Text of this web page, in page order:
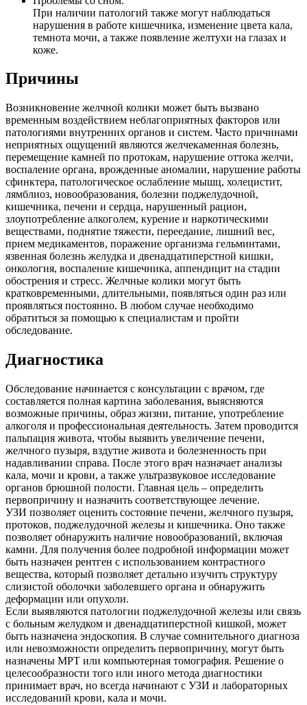
При наличии патологий также могут наблюдаться
нарушения в работе кишечника, изменение цвета кала,
темнота мочи, а также появление желтухи на глазах и
коже.
Причины
Возникновение желчной колики может быть вызвано
временным воздействием неблагоприятных факторов или
патологиями внутренних органов и систем. Часто причинами
неприятных ощущений являются желчекаменная болезнь,
перемещение камней по протокам, нарушение оттока желчи,
воспаление органа, врожденные аномалии, нарушение работы
сфинктера, патологическое ослабление мышц, холецистит,
лямблиоз, новообразования, болезни поджелудочной,
кишечника, печени и сердца, нарушенный рацион,
злоупотребление алкоголем, курение и наркотическими
веществами, поднятие тяжести, переедание, лишний вес,
прием медикаментов, поражение организма гельминтами,
язвенная болезнь желудка и двенадцатиперстной кишки,
онкология, воспаление кишечника, аппендицит на стадии
обострения и стресс. Желчные колики могут быть
кратковременными, длительными, появляться один раз или
проявляться постоянно. В любом случае необходимо
обратиться за помощью к специалистам и пройти
обследование.
Диагностика
Обследование начинается с консультации с врачом, где
составляется полная картина заболевания, выясняются
возможные причины, образ жизни, питание, употребление
алкоголя и профессиональная деятельность. Затем проводится
пальпация живота, чтобы выявить увеличение печени,
желчного пузыря, вздутие живота и болезненность при
надавливании справа. После этого врач назначает анализы
кала, мочи и крови, а также ультразвуковое исследование
органов брюшной полости. Главная цель – определить
первопричину и назначить соответствующее лечение.
УЗИ позволяет оценить состояние печени, желчного пузыря,
протоков, поджелудочной железы и кишечника. Оно также
позволяет обнаружить наличие новообразований, включая
камни. Для получения более подробной информации может
быть назначен рентген с использованием контрастного
вещества, который позволяет детально изучить структуру
слизистой оболочки заболевшего органа и обнаружить
деформации или опухоли.
Если выявляются патологии поджелудочной железы или связь
с больным желудком и двенадцатиперстной кишкой, может
быть назначена эндоскопия. В случае сомнительного диагноза
или невозможности определить первопричину, могут быть
назначены МРТ или компьютерная томография. Решение о
целесообразности того или иного метода диагностики
принимает врач, но всегда начинают с УЗИ и лабораторных
исследований крови, кала и мочи.